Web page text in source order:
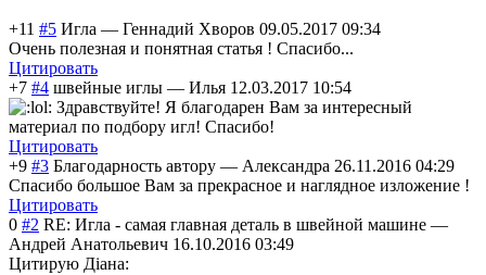
+11 #5 Игла — Геннадий Хворов 09.05.2017 09:34
Очень полезная и понятная статья ! Спасибо...
Цитировать
+7 #4 швейные иглы — Илья 12.03.2017 10:54
Здравствуйте! Я благодарен Вам за интересный
материал по подбору игл! Спасибо!
Цитировать
+9 #3 Благодарность автору — Александра 26.11.2016 04:29
Спасибо большое Вам за прекрасное и наглядное изложение !
Цитировать
0 #2 RE: Игла - самая главная деталь в швейной машине —
Андрей Анатольевич 16.10.2016 03:49
Цитирую Діана: